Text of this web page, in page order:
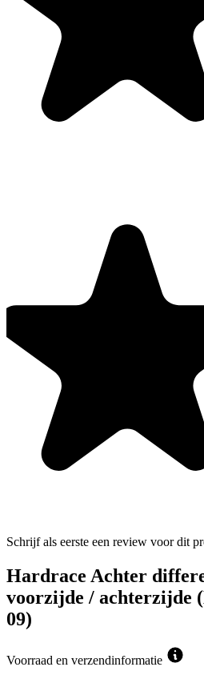
Schrijf als eerste een review voor dit
Hardrace Achter
voorzijde / achterzijde
09)
Voorraad en verzendinformatie